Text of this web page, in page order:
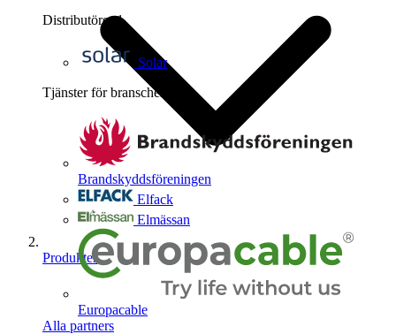
Distributörer 1
Solar
Tjänster för branschen
Brandskyddsföreningen
Elfack
Elmässan
Europacable
Alla partners
Produkter